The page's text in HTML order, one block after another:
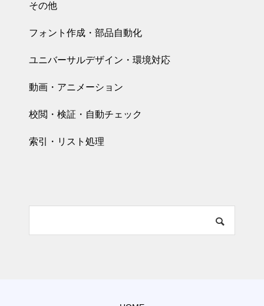
その他
フォント作成・部品自動化
ユニバーサルデザイン・環境対応
動画・アニメーション
校閲・検証・自動チェック
索引・リスト処理